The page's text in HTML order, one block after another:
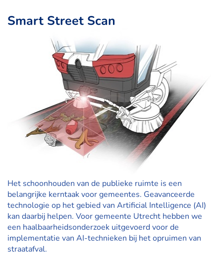
Smart Street Scan
Het schoonhouden van de publieke ruimte is een
belangrijke kerntaak voor gemeentes. Geavanceerde
technologie op het gebied van Artificial Intelligence (AI)
kan daarbij helpen. Voor gemeente Utrecht hebben we
een haalbaarheidsonderzoek uitgevoerd voor de
implementatie van AI-technieken bij het opruimen van
straatafval.